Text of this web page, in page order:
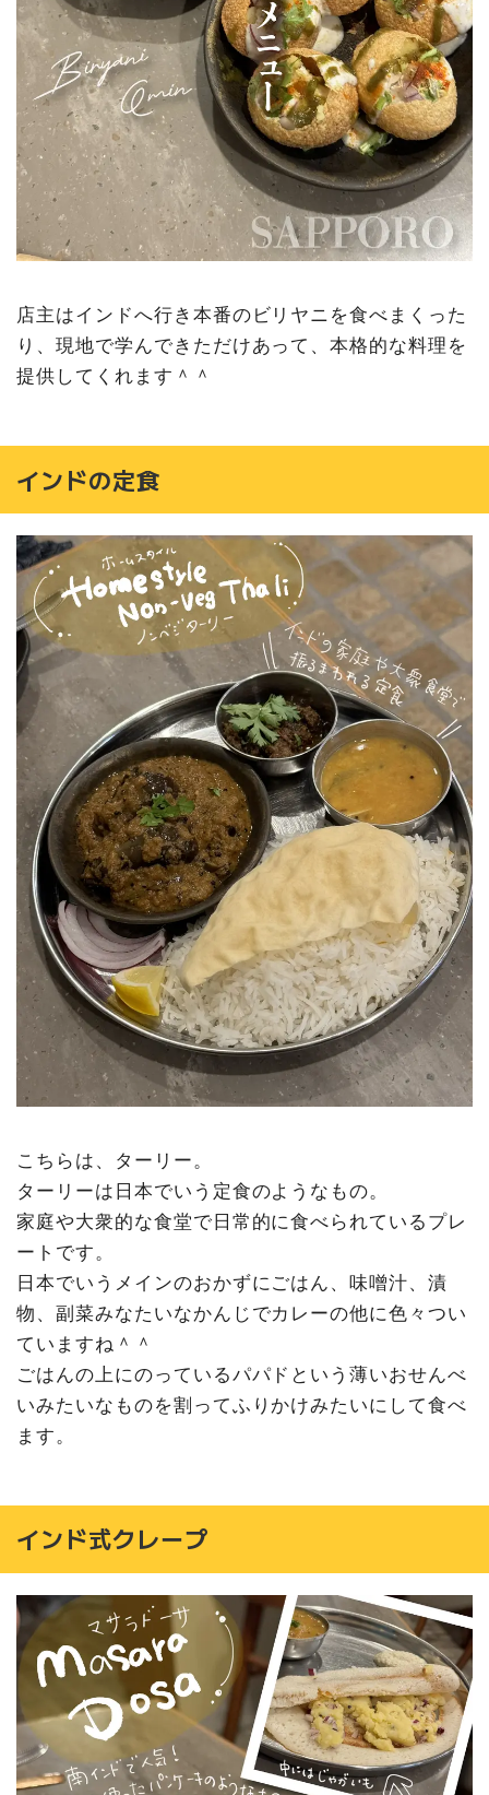
店主はインドへ行き本番のビリヤニを食べまくった
り、現地で学んできただけあって、本格的な料理を
提供してくれます＾＾
インドの定食
こちらは、ターリー。
ターリーは日本でいう定食のようなもの。
家庭や大衆的な食堂で日常的に食べられているプレ
ートです。
日本でいうメインのおかずにごはん、味噌汁、漬
物、副菜みなたいなかんじでカレーの他に色々つい
ていますね＾＾
ごはんの上にのっているパパドという薄いおせんべ
いみたいなものを割ってふりかけみたいにして食べ
ます。
インド式クレープ